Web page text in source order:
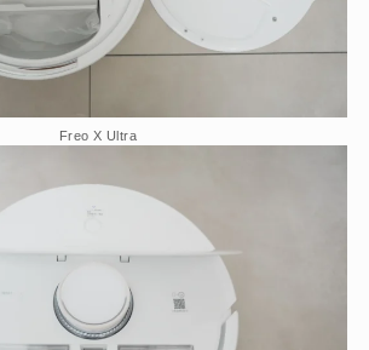
Freo X Ultra